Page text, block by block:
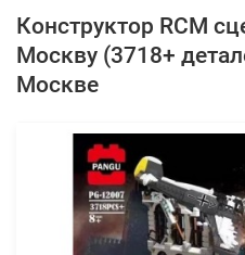
Конструктор RCM
Москву (3718+
Москве
без переплат